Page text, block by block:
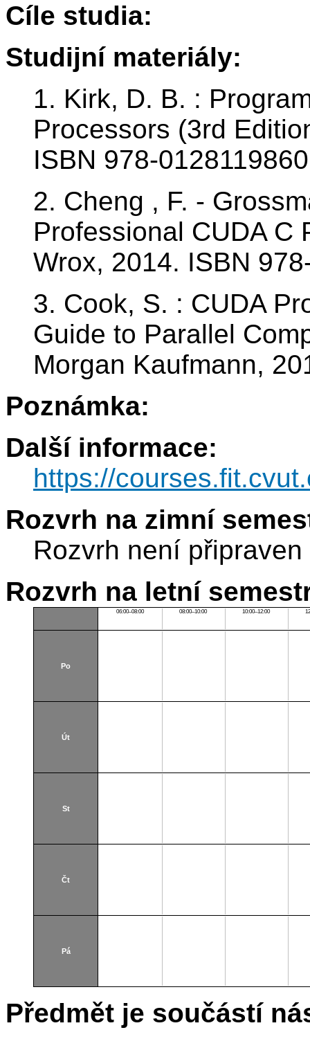
Cíle studia:
Studijní materiály:
1. Kirk, D. B. :
Processors (3rd
ISBN 978-
2. Cheng , F. -
Professional CUDA C
Wrox, 2014. ISBN
3. Cook, S. : CUDA
Guide to Parallel
Morgan Kaufmann,
Poznámka:
Další informace:
https://
Rozvrh na zimní
Rozvrh není připraven
Rozvrh na letní
06:00–08:00 08:00–10:00 10:00–12:00
Po
Út
St
Čt
Pá
Předmět je součástí